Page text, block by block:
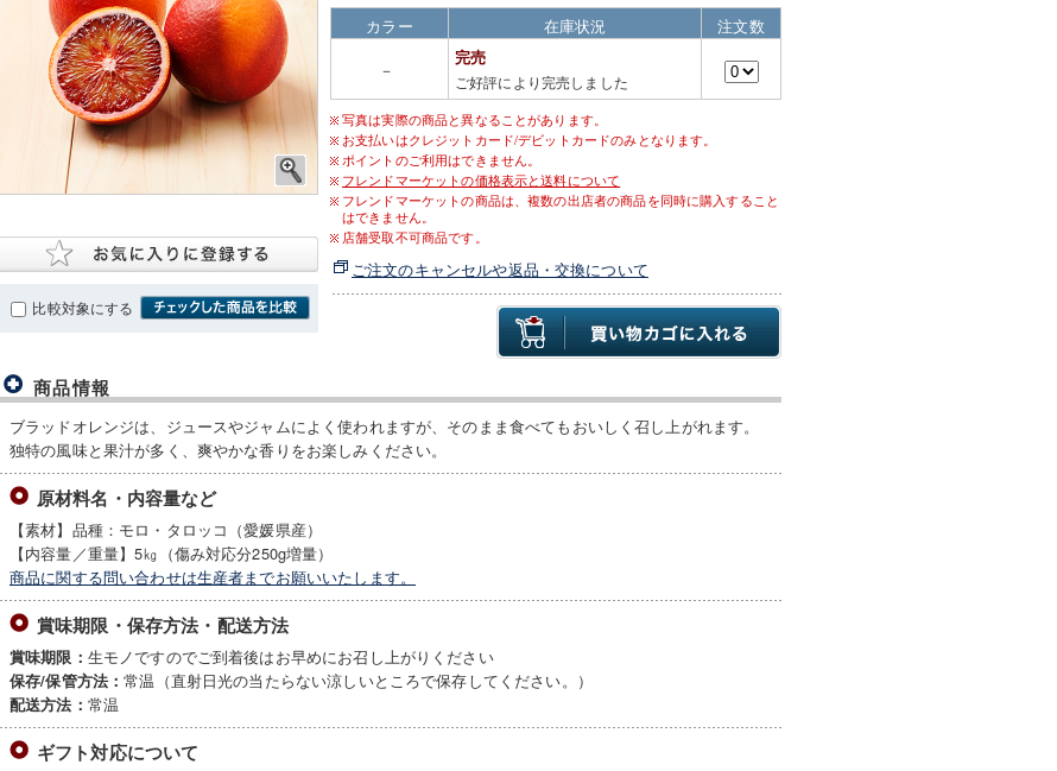
比較対象にする
カラー 在庫状況
注文数
－
完売
ご好評により完売しました
写真は実際の商品と異なることがあります。
お支払いはクレジットカード/デビットカードのみとなります。
ポイントのご利用はできません。
フレンドマーケットの価格表示と送料について
フレンドマーケットの商品は、複数の出店者の商品を同時に購入すること
はできません。
店舗受取不可商品です。
ご注文のキャンセルや返品・交換について
商品情報
ブラッドオレンジは、ジュースやジャムによく使われますが、そのまま食べてもおいしく召し上がれます。
独特の風味と果汁が多く、爽やかな香りをお楽しみください。
原材料名・内容量など
【素材】品種：モロ・タロッコ（愛媛県産）
【内容量／重量】5㎏（傷み対応分250g増量）
商品に関する問い合わせは生産者までお願いいたします。
賞味期限・保存方法・配送方法
賞味期限： 生モノですのでご到着後はお早めにお召し上がりください
保存/保管方法：常温（直射日光の当たらない涼しいところで保存してください。）
配送方法： 常温
ギフト対応について